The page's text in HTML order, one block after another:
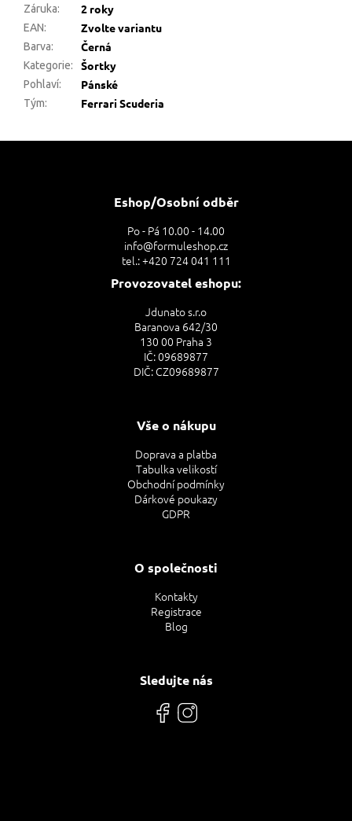
Záruka: 2 roky
EAN: Zvolte variantu
Barva: Černá
Kategorie: Šortky
Pohlaví: Pánské
Tým: Ferrari Scuderia
Eshop/Osobní odběr
Po - Pá 10.00 - 14.00
info@formuleshop.cz
tel.: +420 724 041 111
Provozovatel eshopu:
Jdunato s.r.o
Baranova 642/30
130 00 Praha 3
IČ: 09689877
DIČ: CZ09689877
Vše o nákupu
Doprava a platba
Tabulka velikostí
Obchodní podmínky
Dárkové poukazy
GDPR
O společnosti
Kontakty
Registrace
Blog
Sledujte nás